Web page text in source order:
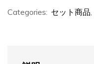
Categories: セット商品